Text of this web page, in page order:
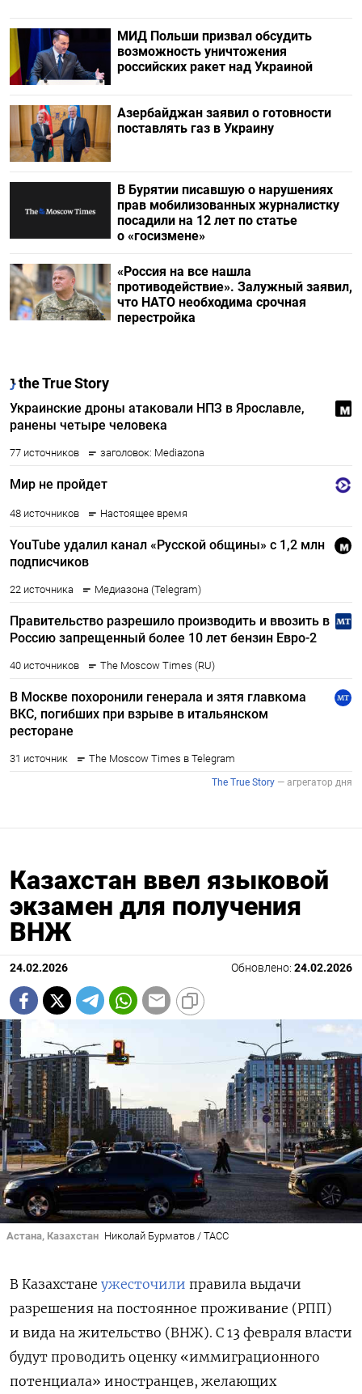
МИД Польши призвал обсудить
возможность уничтожения
российских ракет над Украиной
Азербайджан заявил о готовности
поставлять газ в Украину
В Бурятии писавшую о нарушениях
прав мобилизованных журналистку
посадили на 12 лет по статье
о «госизмене»
«Россия на все нашла
противодействие». Залужный заявил,
что НАТО необходима срочная
перестройка
Казахстан ввел языковой
экзамен для получения
ВНЖ
24.02.2026 Обновлено: 24.02.2026
Астана, Казахстан Николай Бурматов / ТАСС
В Казахстане ужесточили правила выдачи
разрешения на постоянное проживание (РПП)
и вида на жительство (ВНЖ). С 13 февраля власти
будут проводить оценку «иммиграционного
потенциала» иностранцев, желающих